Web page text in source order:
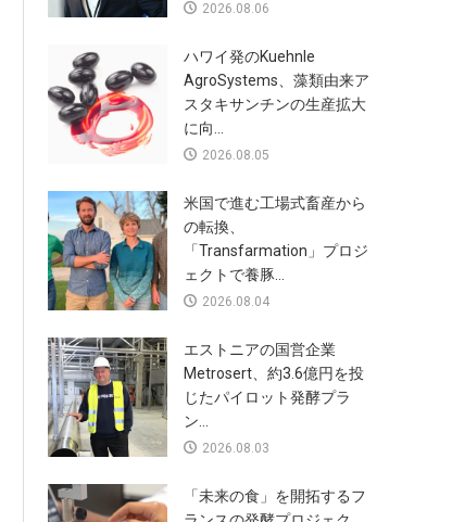
2026.08.06
ハワイ発のKuehnle
AgroSystems、藻類由来ア
スタキサンチンの生産拡大
に向...
2026.08.05
米国で進む工場式畜産から
の転換、
「Transfarmation」プロジ
ェクトで養豚...
2026.08.04
エストニアの国営企業
Metrosert、約3.6億円を投
じたパイロット発酵プラ
ン...
2026.08.03
「未来の食」を開拓するフ